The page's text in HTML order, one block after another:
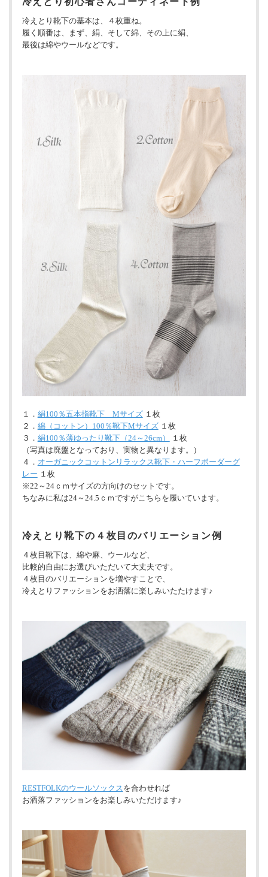
冷えとり靴下の基本は、４枚重ね。
履く順番は、まず、絹、そして綿、その上に絹、
最後は綿やウールなどです。
１． 絹100％五本指靴下 Mサイズ１枚
２． 綿（コットン）100％靴下Mサイズ１枚
３． 絹100％薄ゆったり靴下（24～26cm）
１枚
（写真は廃盤となっており、実物と異なります。）
４． オーガニックコットンリラックス靴下・ハーフボーダーグ
レー １枚
※22～24ｃｍサイズの方向けのセットです。
ちなみに私は24～24.5ｃｍですがこちらを履いています。
冷えとり靴下の４枚目のバリエーション例
４枚目靴下は、綿や麻、ウールなど、
比較的自由にお選びいただいて大丈夫です。
４枚目のバリエーションを増やすことで、
冷えとりファッションをお洒落に楽しみいたたけます♪
RESTFOLKのウールソックス を合わせれば
お洒落ファッションをお楽しみいただけます♪